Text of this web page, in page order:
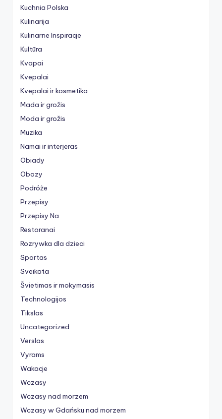
Kuchnia Polska
Kulinarija
Kulinarne Inspiracje
Kultūra
Kvapai
Kvepalai
Kvepalai ir kosmetika
Mada ir grožis
Moda ir grožis
Muzika
Namai ir interjeras
Obiady
Obozy
Podróże
Przepisy
Przepisy Na
Restoranai
Rozrywka dla dzieci
Sportas
Sveikata
Švietimas ir mokymasis
Technologijos
Tikslas
Uncategorized
Verslas
Vyrams
Wakacje
Wczasy
Wczasy nad morzem
Wczasy w Gdańsku nad morzem